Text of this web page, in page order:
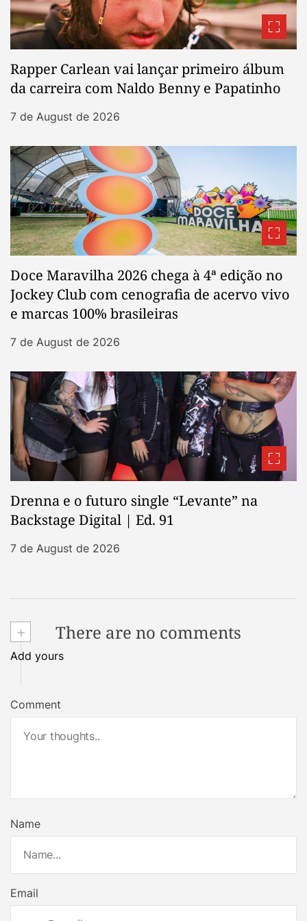
Rapper Carlean vai lançar primeiro álbum
da carreira com Naldo Benny e Papatinho
7 de August de 2026
Doce Maravilha 2026 chega à 4ª edição no
Jockey Club com cenografia de acervo vivo
e marcas 100% brasileiras
7 de August de 2026
Drenna e o futuro single “Levante” na
Backstage Digital | Ed. 91
7 de August de 2026
+ There are no comments
Add yours
Comment
Name
Email